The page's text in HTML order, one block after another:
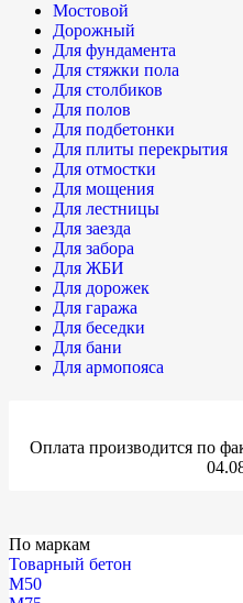
Мостовой
Дорожный
Для фундамента
Для стяжки пола
Для столбиков
Для полов
Для подбетонки
Для плиты перекрытия
Для отмостки
Для мощения
Для лестницы
Для заезда
Для забора
Для ЖБИ
Для дорожек
Для гаража
Для беседки
Для бани
Для армопояса
Оплата производится по
По маркам
Товарный бетон
М50